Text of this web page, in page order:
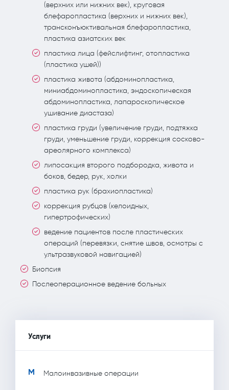
(верхних или нижних век), круговая
блефаропластика (верхних и нижних век),
трансконъюктивальная блефаропластика,
пластика азиатских век
пластика лица (фейслифтинг, отопластика
(пластика ушей))
пластика живота (абдоминопластика,
миниабдоминопластика, эндоскопическая
абдоминопластика, лапароскопическое
ушивание диастаза)
пластика груди (увеличение груди, подтяжка
груди, уменьшение груди, коррекция сосково-
ареолярного комплекса)
липосакция второго подбородка, живота и
боков, бедер, рук, холки
пластика рук (брахиопластика)
коррекция рубцов (келоидных,
гипертрофических)
ведение пациентов после пластических
операций (перевязки, снятие швов, осмотры с
ультразвуковой навигацией)
Биопсия
Послеоперационное ведение больных
Услуги
М Малоинвазивные операции